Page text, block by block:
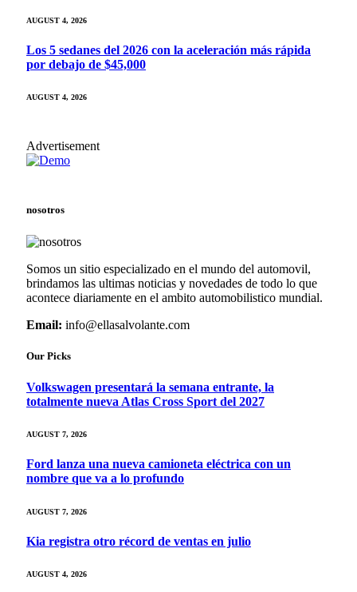
AUGUST 4, 2026
Los 5 sedanes del 2026 con la aceleración más rápida
por debajo de $45,000
AUGUST 4, 2026
Advertisement
nosotros
Somos un sitio especializado en el mundo del automovil,
brindamos las ultimas noticias y novedades de todo lo que
acontece diariamente en el ambito automobilistico mundial.
Email: info@ellasalvolante.com
Our Picks
Volkswagen presentará la semana entrante, la
totalmente nueva Atlas Cross Sport del 2027
AUGUST 7, 2026
Ford lanza una nueva camioneta eléctrica con un
nombre que va a lo profundo
AUGUST 7, 2026
Kia registra otro récord de ventas en julio
AUGUST 4, 2026